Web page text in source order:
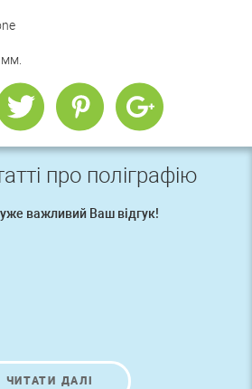
про поліграфію
важливий Ваш відгук!
ЧИТАТИ ДАЛІ